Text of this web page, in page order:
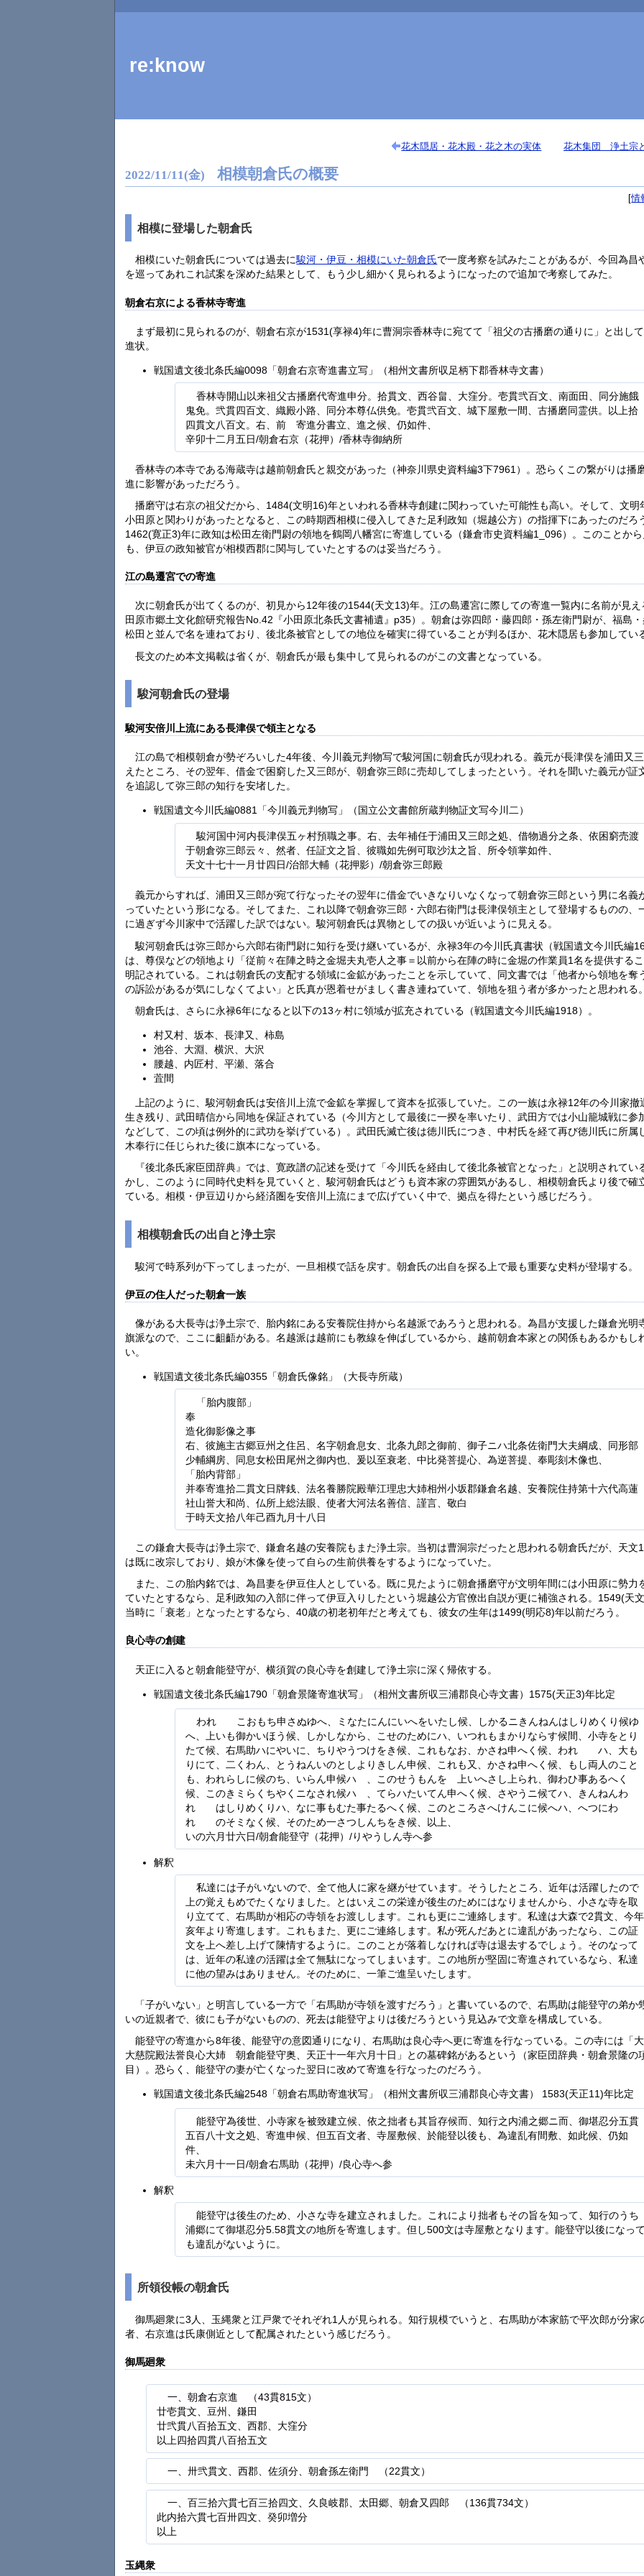
re:know
花木隠居・花木殿・花之木の実体 花木集団 浄土宗
2022/11/11(金) 相模朝倉氏の概要
情
相模に登場した朝倉氏
相模にいた朝倉氏については過去に駿河・伊豆・相模にいた朝倉氏で一度考察を試みたことがあるが、今回為昌
を巡ってあれこれ試案を深めた結果として、もう少し細かく見られるようになったので追加で考察してみた。
朝倉右京による香林寺寄進
まず最初に見られるのが、朝倉右京が1531(享禄4)年に曹洞宗香林寺に宛てて「祖父の古播磨の通りに」と出し
進状。
戦国遺文後北条氏編0098「朝倉右京寄進書立写」（相州文書所収足柄下郡香林寺文書）
香林寺開山以来祖父古播磨代寄進申分。拾貫文、西谷畠、大窪分。壱貫弐百文、南面田、同分施餓
鬼免。弐貫四百文、織殿小路、同分本尊仏供免。壱貫弐百文、城下屋敷一間、古播磨同霊供。以上拾
四貫文八百文。右、前ゝ寄進分書立、進之候、仍如件、
辛卯十二月五日/朝倉右京（花押）/香林寺御納所
香林寺の本寺である海蔵寺は越前朝倉氏と親交があった（神奈川県史資料編3下7961）。恐らくこの繋がりは播
進に影響があっただろう。
播磨守は右京の祖父だから、1484(文明16)年といわれる香林寺創建に関わっていた可能性も高い。そして、文明
小田原と関わりがあったとなると、この時期西相模に侵入してきた足利政知（堀越公方）の指揮下にあったのだろ
1462(寛正3)年に政知は松田左衛門尉の領地を鶴岡八幡宮に寄進している（鎌倉市史資料編1_096）。このことか
も、伊豆の政知被官が相模西郡に関与していたとするのは妥当だろう。
江の島遷宮での寄進
次に朝倉氏が出てくるのが、初見から12年後の1544(天文13)年。江の島遷宮に際しての寄進一覧内に名前が見え
田原市郷土文化館研究報告No.42『小田原北条氏文書補遺』p35）。朝倉は弥四郎・藤四郎・孫左衛門尉が、福島
松田と並んで名を連ねており、後北条被官としての地位を確実に得ていることが判るほか、花木隠居も参加してい
長文のため本文掲載は省くが、朝倉氏が最も集中して見られるのがこの文書となっている。
駿河朝倉氏の登場
駿河安倍川上流にある長津俣で領主となる
江の島で相模朝倉が勢ぞろいした4年後、今川義元判物写で駿河国に朝倉氏が現われる。義元が長津俣を浦田又
えたところ、その翌年、借金で困窮した又三郎が、朝倉弥三郎に売却してしまったという。それを聞いた義元が証
を追認して弥三郎の知行を安堵した。
戦国遺文今川氏編0881「今川義元判物写」（国立公文書館所蔵判物証文写今川二）
駿河国中河内長津俣五ヶ村預職之事。右、去年補任于浦田又三郎之処、借物過分之条、依困窮売渡
于朝倉弥三郎云々、然者、任証文之旨、彼職如先例可取沙汰之旨、所令領掌如件、
天文十七十一月廿四日/治部大輔（花押影）/朝倉弥三郎殿
義元からすれば、浦田又三郎が宛て行なったその翌年に借金でいきなりいなくなって朝倉弥三郎という男に名義
っていたという形になる。そしてまた、これ以降で朝倉弥三郎・六郎右衛門は長津俣領主として登場するものの、
に過ぎず今川家中で活躍した訳ではない。駿河朝倉氏は異物としての扱いが近いように見える。
駿河朝倉氏は弥三郎から六郎右衛門尉に知行を受け継いているが、永禄3年の今川氏真書状（戦国遺文今川氏編
は、尊俣などの領地より「従前々在陣之時之金堀夫丸壱人之事＝以前から在陣の時に金堀の作業員1名を提供する
明記されている。これは朝倉氏の支配する領域に金鉱があったことを示していて、同文書では「他者から領地を奪
の訴訟があるが気にしなくてよい」と氏真が恩着せがましく書き連ねていて、領地を狙う者が多かったと思われる
朝倉氏は、さらに永禄6年になると以下の13ヶ村に領域が拡充されている（戦国遺文今川氏編1918）。
村又村、坂本、長津又、柿島
池谷、大淵、横沢、大沢
腰越、内匠村、平瀬、落合
萓間
上記のように、駿河朝倉氏は安倍川上流で金鉱を掌握して資本を拡張していた。この一族は永禄12年の今川家撤
生き残り、武田晴信から同地を保証されている（今川方として最後に一揆を率いたり、武田方では小山籠城戦に参
などして、この頃は例外的に武功を挙げている）。武田氏滅亡後は徳川氏につき、中村氏を経て再び徳川氏に所属
木奉行に任じられた後に旗本になっている。
『後北条氏家臣団辞典』では、寛政譜の記述を受けて「今川氏を経由して後北条被官となった」と説明されてい
かし、このように同時代史料を見ていくと、駿河朝倉氏はどうも資本家の雰囲気があるし、相模朝倉氏より後で確
ている。相模・伊豆辺りから経済圏を安倍川上流にまで広げていく中で、拠点を得たという感じだろう。
相模朝倉氏の出自と浄土宗
駿河で時系列が下ってしまったが、一旦相模で話を戻す。朝倉氏の出自を探る上で最も重要な史料が登場する。
伊豆の住人だった朝倉一族
像がある大長寺は浄土宗で、胎内銘にある安養院住持から名越派であろうと思われる。為昌が支援した鎌倉光明
旗派なので、ここに齟齬がある。名越派は越前にも教線を伸ばしているから、越前朝倉本家との関係もあるかもし
い。
戦国遺文後北条氏編0355「朝倉氏像銘」（大長寺所蔵）
「胎内腹部」
奉
造化御影像之事
右、彼施主古郷豆州之住呂、名字朝倉息女、北条九郎之御前、御子ニハ北条佐衛門大夫綱成、同形部
少輔綱房、同息女松田尾州之御内也、爰以至衰老、中比発菩提心、為逆菩提、奉彫刻木像也、
「胎内背部」
并奉寄進拾二貫文日牌銭、法名養勝院殿華江理忠大姉相州小坂郡鎌倉名越、安養院住持第十六代高蓮
社山誉大和尚、仏所上総法眼、使者大河法名善信、謹言、敬白
于時天文拾八年己酉九月十八日
この鎌倉大長寺は浄土宗で、鎌倉名越の安養院もまた浄土宗。当初は曹洞宗だったと思われる朝倉氏だが、天文
は既に改宗しており、娘が木像を使って自らの生前供養をするようになっていた。
また、この胎内銘では、為昌妻を伊豆住人としている。既に見たように朝倉播磨守が文明年間には小田原に勢力
ていたとするなら、足利政知の入部に伴って伊豆入りしたという堀越公方官僚出自説が更に補強される。1549(天
当時に「衰老」となったとするなら、40歳の初老初年だと考えても、彼女の生年は1499(明応8)年以前だろう。
良心寺の創建
天正に入ると朝倉能登守が、横須賀の良心寺を創建して浄土宗に深く帰依する。
戦国遺文後北条氏編1790「朝倉景隆寄進状写」（相州文書所収三浦郡良心寺文書）1575(天正3)年比定
われゝゝこおもち申さぬゆへ、ミなたにんにいへをいたし候、しかるニきんねんはしりめくり候ゆ
へ、上いも御かいほう候、しかしなから、こせのためにハ、いつれもまかりならす候間、小寺をとり
たて候、右馬助ハにやいに、ちりやうつけをき候、これもなお、かさね申へく候、われゝゝハ、大も
りにて、二くわん、とうねんいのとしよりきしん申候、これも又、かさね申へく候、もし両人のこと
も、われらしに候のち、いらん申候ハゝ、このせうもんを 上いへさし上られ、御わひ事あるへく
候、このきミらくちやくニなされ候ハゝ、てらハたいてん申へく候、さやうニ候てハ、きんねんわ
れゝゝはしりめくりハ、なに事もむた事たるへく候、このところさへけんこに候へハ、へつにわ
れゝゝのそミなく候、そのため一さつしんちをき候、以上、
いの六月廿六日/朝倉能登守（花押）/りやうしん寺へ参
解釈
私達には子がいないので、全て他人に家を継がせています。そうしたところ、近年は活躍したので
上の覚えもめでたくなりました。とはいえこの栄達が後生のためにはなりませんから、小さな寺を取
り立てて、右馬助が相応の寺領をお渡しします。これも更にご連絡します。私達は大森で2貫文、今年
亥年より寄進します。これもまた、更にご連絡します。私が死んだあとに違乱があったなら、この証
文を上へ差し上げて陳情するように。このことが落着しなければ寺は退去するでしょう。そのなって
は、近年の私達の活躍は全て無駄になってしまいます。この地所が堅固に寄進されているなら、私達
に他の望みはありません。そのために、一筆ご進呈いたします。
「子がいない」と明言している一方で「右馬助が寺領を渡すだろう」と書いているので、右馬助は能登守の弟か
いの近親者で、彼にも子がないものの、死去は能登守よりは後だろうという見込みで文章を構成している。
能登守の寄進から8年後、能登守の意図通りになり、右馬助は良心寺へ更に寄進を行なっている。この寺には「
大慈院殿法誉良心大姉 朝倉能登守奥、天正十一年六月十日」との墓碑銘があるという（家臣団辞典・朝倉景隆の
目）。恐らく、能登守の妻が亡くなった翌日に改めて寄進を行なったのだろう。
戦国遺文後北条氏編2548「朝倉右馬助寄進状写」（相州文書所収三浦郡良心寺文書） 1583(天正11)年比定
能登守為後世、小寺家を被致建立候、依之拙者も其旨存候而、知行之内浦之郷ニ而、御堪忍分五貫
五百八十文之処、寄進申候、但五百文者、寺屋敷候、於能登以後も、為違乱有間敷、如此候、仍如
件、
未六月十一日/朝倉右馬助（花押）/良心寺へ参
解釈
能登守は後生のため、小さな寺を建立されました。これにより拙者もその旨を知って、知行のうち
浦郷にて御堪忍分5.58貫文の地所を寄進します。但し500文は寺屋敷となります。能登守以後になっ
も違乱がないように。
所領役帳の朝倉氏
御馬廻衆に3人、玉縄衆と江戸衆でそれぞれ1人が見られる。知行規模でいうと、右馬助が本家筋で平次郎が分家
者、右京進は氏康側近として配属されたという感じだろう。
御馬廻衆
一、朝倉右京進 （43貫815文）
廿壱貫文、豆州、鎌田
廿弐貫八百拾五文、西郡、大窪分
以上四拾四貫八百拾五文
一、卅弐貫文、西郡、佐須分、朝倉孫左衛門 （22貫文）
一、百三拾六貫七百三拾四文、久良岐郡、太田郷、朝倉又四郎 （136貫734文）
此内拾六貫七百卅四文、癸卯増分
以上
玉縄衆